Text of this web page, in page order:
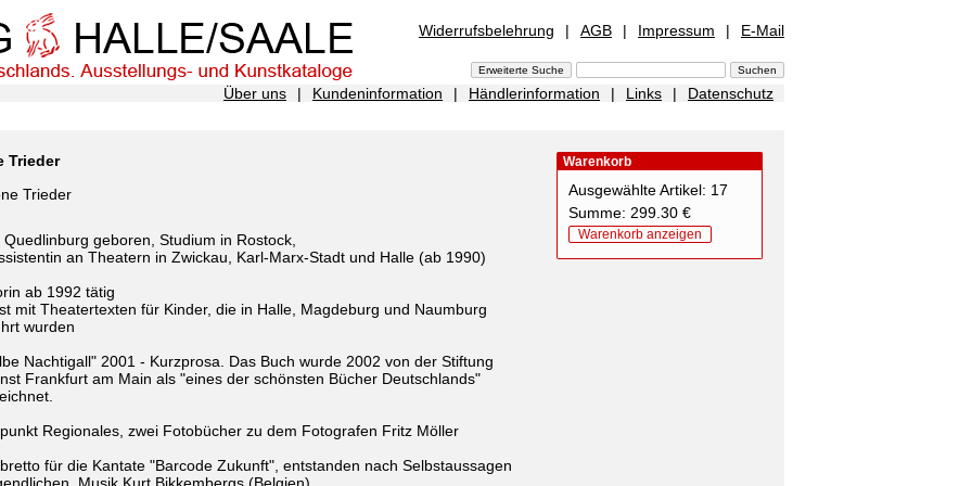
Widerrufsbelehrung | AGB | Impressum | E-Mail
Über uns | Kundeninformation | Händlerinformation | Links | Datenschutz
Trieder
geboren, Studium in Rostock,
an Theatern in Zwickau, Karl-Marx-Stadt und Halle (ab 1990)
ab 1992 tätig
mit Theatertexten für Kinder, die in Halle, Magdeburg und Naumburg
wurden
Nachtigall" 2001 - Kurzprosa. Das Buch wurde 2002 von der Stiftung
Frankfurt am Main als "eines der schönsten Bücher Deutschlands"
Regionales, zwei Fotobücher zu dem Fotografen Fritz Möller
für die Kantate "Barcode Zukunft", entstanden nach Selbstaussagen
Warenkorb
Ausgewählte Artikel: 17
Summe: 299.30 €
Warenkorb anzeigen